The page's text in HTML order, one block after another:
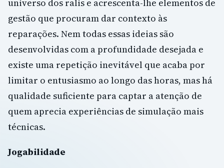
universo dos ralis e acrescenta-lhe elementos de
gestão que procuram dar contexto às
reparações. Nem todas essas ideias são
desenvolvidas com a profundidade desejada e
existe uma repetição inevitável que acaba por
limitar o entusiasmo ao longo das horas, mas há
qualidade suficiente para captar a atenção de
quem aprecia experiências de simulação mais
técnicas.
Jogabilidade